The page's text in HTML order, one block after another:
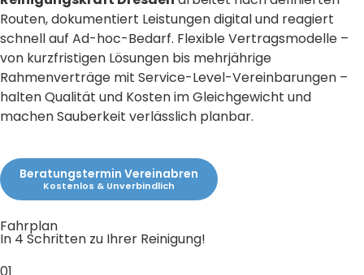
Routen, dokumentiert Leistungen digital und reagiert
schnell auf Ad-hoc-Bedarf. Flexible Vertragsmodelle –
von kurzfristigen Lösungen bis mehrjährige
Rahmenverträge mit Service-Level-Vereinbarungen –
halten Qualität und Kosten im Gleichgewicht und
machen Sauberkeit verlässlich planbar.
Beratungstermin Vereinabren
Kostenlos & Unverbindlich
Fahrplan
In 4 Schritten zu Ihrer Reinigung!
01